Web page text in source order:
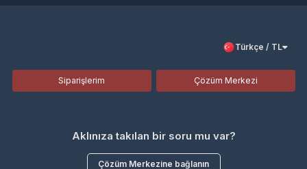
Türkçe / TL
Siparişlerim Çözüm Merkezi
Aklınıza takılan bir soru mu var?
Çözüm Merkezine bağlanın